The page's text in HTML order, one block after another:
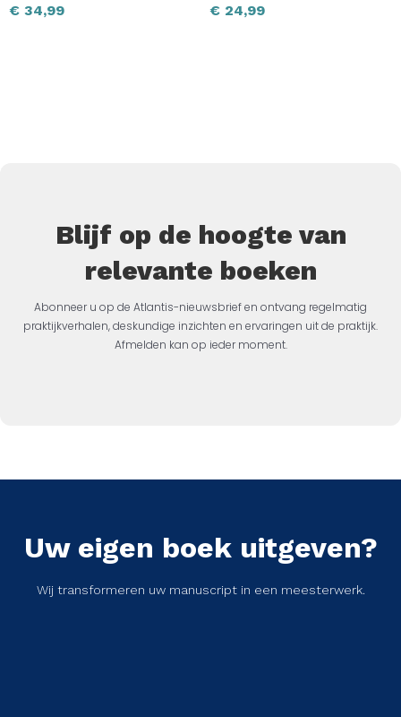
€ 34,99 € 24,99
Blijf op de hoogte van
relevante boeken
Abonneer u op de Atlantis-nieuwsbrief en ontvang regelmatig
praktijkverhalen, deskundige inzichten en ervaringen uit de praktijk.
Afmelden kan op ieder moment.
Uw eigen boek uitgeven?
Wij transformeren uw manuscript in een meesterwerk.